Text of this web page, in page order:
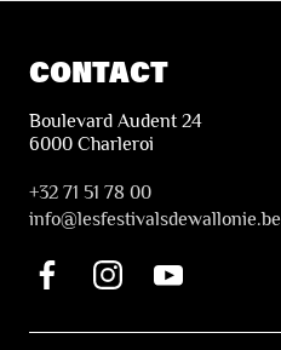
CONTACT
Boulevard Audent 24
6000 Charleroi
+32 71 51 78 00
info@lesfestivalsdewallonie.be